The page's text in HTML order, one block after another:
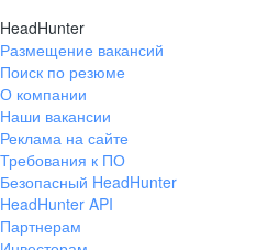
HeadHunter
Размещение вакансий
Поиск по резюме
О компании
Наши вакансии
Реклама на сайте
Требования к ПО
Безопасный HeadHunter
HeadHunter API
Партнерам